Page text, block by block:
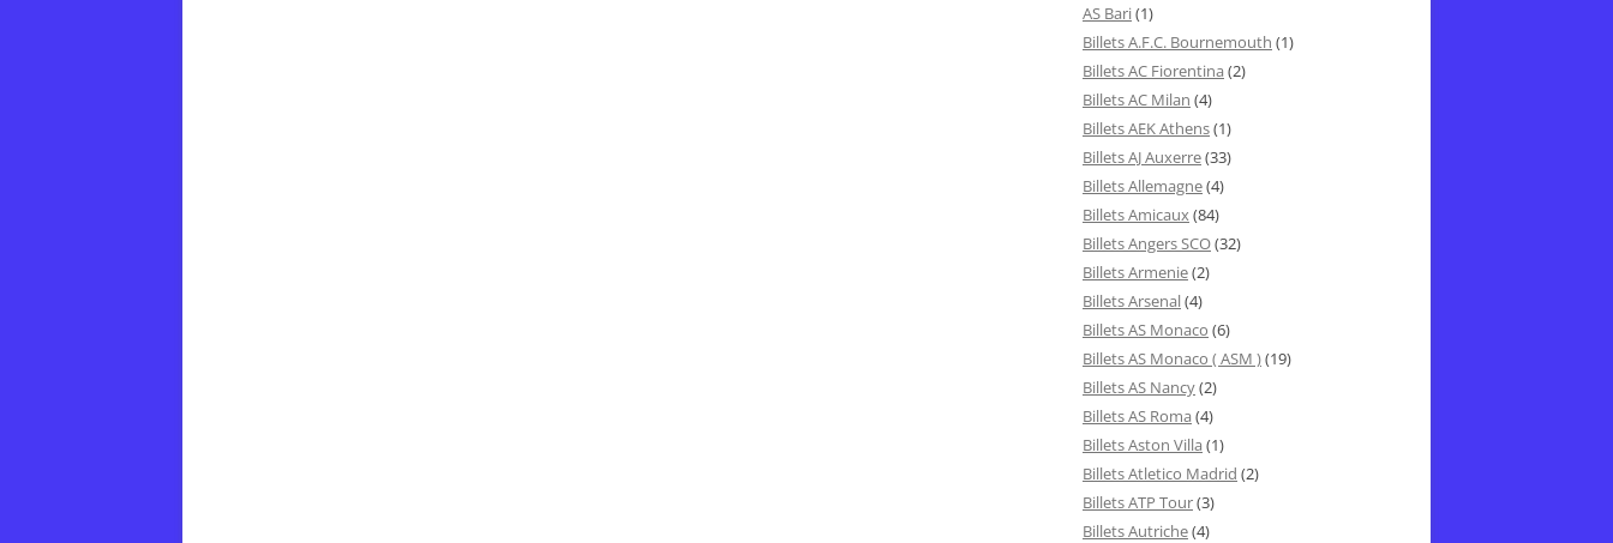
AS Bari(1)
Billets A.F.C. Bournemouth (1)
Billets AC Fiorentina (2)
Billets AC Milan (4)
Billets AEK Athens(1)
Billets AJ Auxerre(33)
Billets Allemagne(4)
Billets Amicaux(84)
Billets Angers SCO(32)
Billets Armenie(2)
Billets Arsenal(4)
Billets AS Monaco (6)
Billets AS Monaco ( ASM )(19)
Billets AS Nancy(2)
Billets AS Roma (4)
Billets Aston Villa (1)
Billets Atletico Madrid (2)
Billets ATP Tour(3)
Billets Autriche(4)